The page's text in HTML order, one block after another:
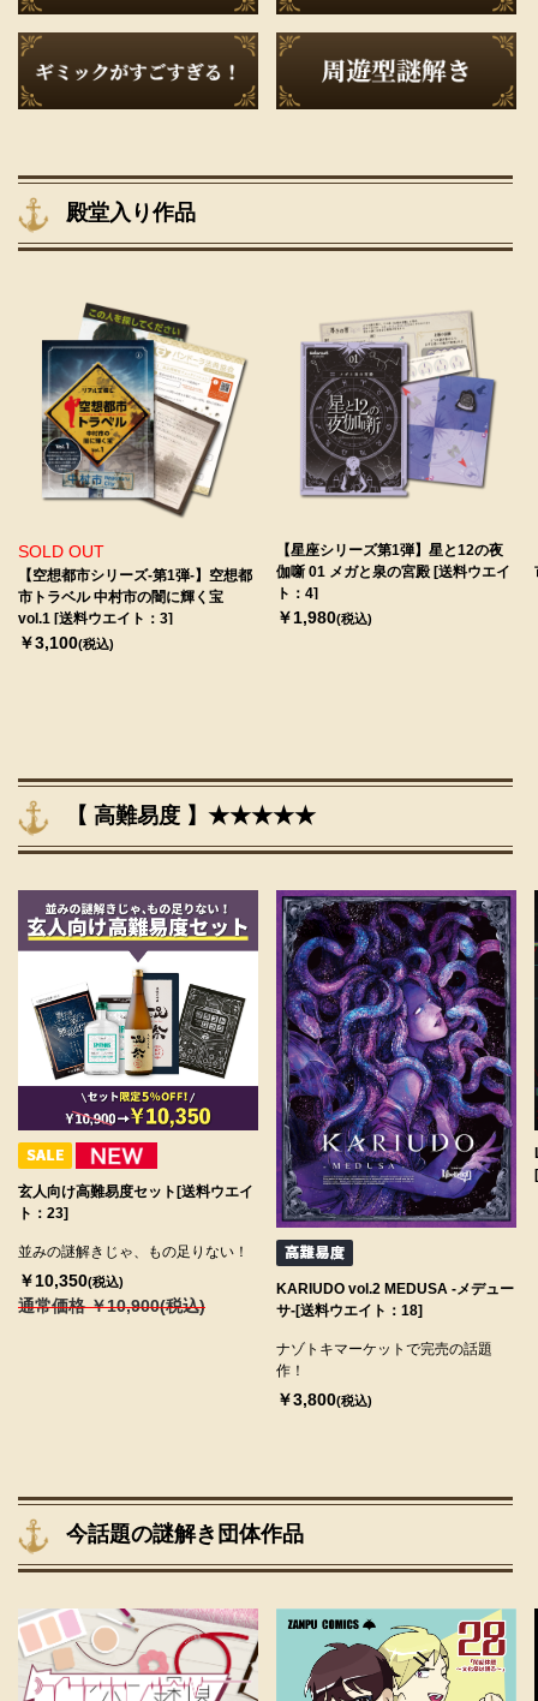
殿堂入り作品
SOLD OUT
【空想都市シリーズ-第1弾-】空想都
市トラベル 中村市の闇に輝く宝
vol.1 [送料ウエイト：3]
￥3,100(税込)
【星座シリーズ第1弾】星と12の夜
伽噺 01 メガと泉の宮殿 [送料ウエイ
ト：4]
￥1,980(税込)
【 高難易度 】★★★★★
玄人向け高難易度セット[送料ウエイ
ト：23]
並みの謎解きじゃ、もの足りない！
￥10,350(税込)
通常価格 ￥10,900(税込)
KARIUDO vol.2 MEDUSA -メデュー
サ-[送料ウエイト：18]
ナゾトキマーケットで完売の話題
作！
￥3,800(税込)
今話題の謎解き団体作品